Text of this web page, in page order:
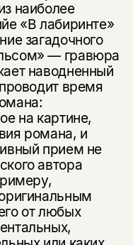
наиболее
«В лабиринте»
загадочного
— гравюра
наводненный
время
на картине,
романа, и
прием не
автора
от любых